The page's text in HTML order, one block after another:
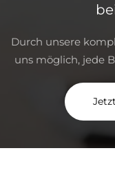
Durch unsere
uns möglich, jede